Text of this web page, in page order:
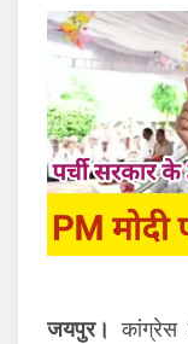
जयपुर। कांग्रेस